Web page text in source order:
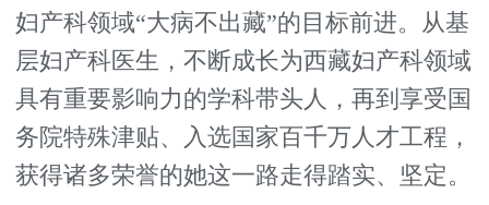
妇产科领域“大病不出藏”的目标前进。从基
层妇产科医生，不断成长为西藏妇产科领域
具有重要影响力的学科带头人，再到享受国
务院特殊津贴、入选国家百千万人才工程，
获得诸多荣誉的她这一路走得踏实、坚定。